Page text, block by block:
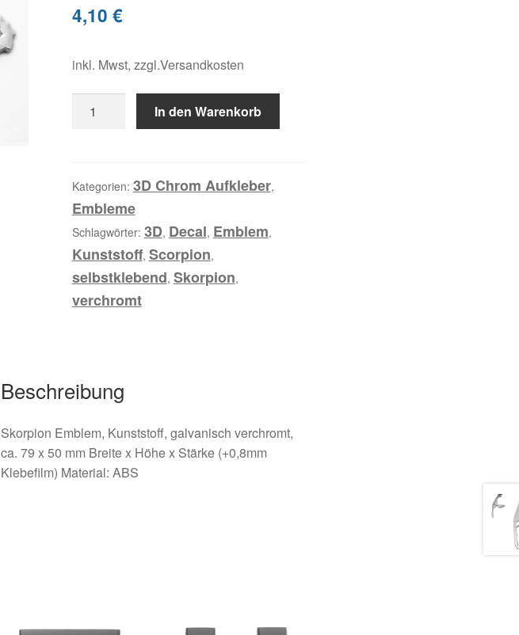
4,10 €
inkl. Mwst, zzgl.Versandkosten
Menge
In den Warenkorb
Kategorien: 3D Chrom Aufkleber,
Embleme
Schlagwörter: 3D, Decal, Emblem,
Kunststoff, Scorpion,
selbstklebend, Skorpion,
verchromt
Beschreibung
Skorpion Emblem, Kunststoff, galvanisch verchromt,
ca. 79 x 50 mm Breite x Höhe x Stärke (+0,8mm
Klebefilm) Material: ABS